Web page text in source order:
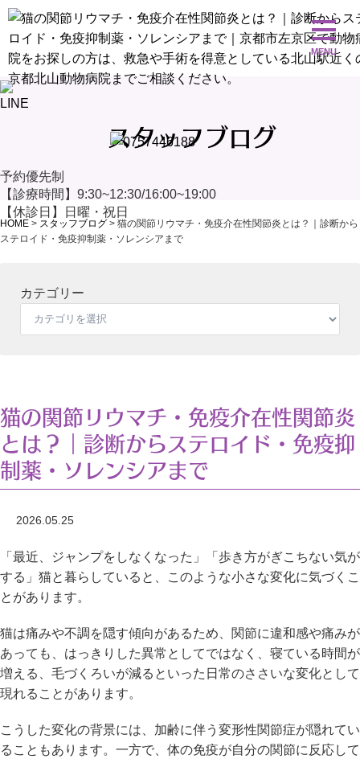
予約優先制
【診療時間】9:30~12:30/16:00~19:00
【休診日】日曜・祝日
スタッフブログ
HOME > スタッフブログ > 猫の関節リウマチ・免疫介在性関節炎とは？｜診断から
ステロイド・免疫抑制薬・ソレンシアまで
カテゴリー
猫の関節リウマチ・免疫介在性関節炎
とは？｜診断からステロイド・免疫抑
制薬・ソレンシアまで
2026.05.25
「最近、ジャンプをしなくなった」「歩き方がぎこちない気が
する」猫と暮らしていると、このような小さな変化に気づくこ
とがあります。
猫は痛みや不調を隠す傾向があるため、関節に違和感や痛みが
あっても、はっきりした異常としてではなく、寝ている時間が
増える、毛づくろいが減るといった日常のささいな変化として
現れることがあります。
こうした変化の背景には、加齢に伴う変形性関節症が隠れてい
ることもあります。一方で、体の免疫が自分の関節に反応して